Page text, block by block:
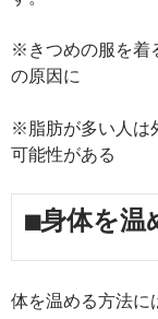
※きつめの服を着
の原因に
※脂肪が多い人は
可能性がある
■身体を温
体を温める方法に